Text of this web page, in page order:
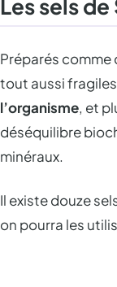
Les sels
Préparés
tout aussi
l’organisme, et
déséquilibre
minéraux.
Il existe douze
on pourra les